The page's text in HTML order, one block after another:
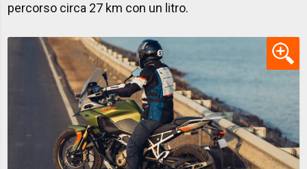
percorso circa 27 km con un litro.